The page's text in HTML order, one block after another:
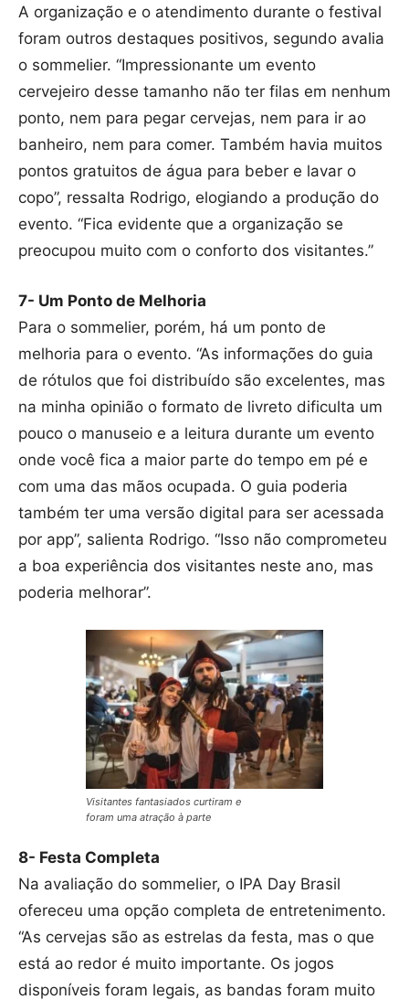
A organização e o atendimento durante o festival
foram outros destaques positivos, segundo avalia
o sommelier. “Impressionante um evento
cervejeiro desse tamanho não ter filas em nenhum
ponto, nem para pegar cervejas, nem para ir ao
banheiro, nem para comer. Também havia muitos
pontos gratuitos de água para beber e lavar o
copo”, ressalta Rodrigo, elogiando a produção do
evento. “Fica evidente que a organização se
preocupou muito com o conforto dos visitantes.”
7- Um Ponto de Melhoria
Para o sommelier, porém, há um ponto de
melhoria para o evento. “As informações do guia
de rótulos que foi distribuído são excelentes, mas
na minha opinião o formato de livreto dificulta um
pouco o manuseio e a leitura durante um evento
onde você fica a maior parte do tempo em pé e
com uma das mãos ocupada. O guia poderia
também ter uma versão digital para ser acessada
por app”, salienta Rodrigo. “Isso não comprometeu
a boa experiência dos visitantes neste ano, mas
poderia melhorar”.
Visitantes fantasiados curtiram e
foram uma atração à parte
8- Festa Completa
Na avaliação do sommelier, o IPA Day Brasil
ofereceu uma opção completa de entretenimento.
“As cervejas são as estrelas da festa, mas o que
está ao redor é muito importante. Os jogos
disponíveis foram legais, as bandas foram muito